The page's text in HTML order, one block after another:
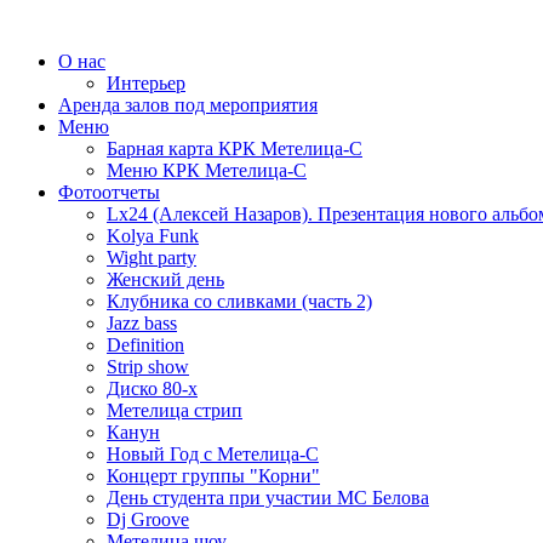
О нас
Интерьер
Аренда залов под мероприятия
Меню
Барная карта КРК Метелица-С
Меню КРК Метелица-С
Фотоотчеты
Lx24 (Алексей Назаров). Презентация нового
Kolya Funk
Wight party
Женский день
Клубника со сливками (часть 2)
Jazz bass
Definition
Strip show
Диско 80-х
Метелица стрип
Канун
Новый Год с Метелица-С
Концерт группы "Корни"
День студента при участии МС Белова
Dj Groove